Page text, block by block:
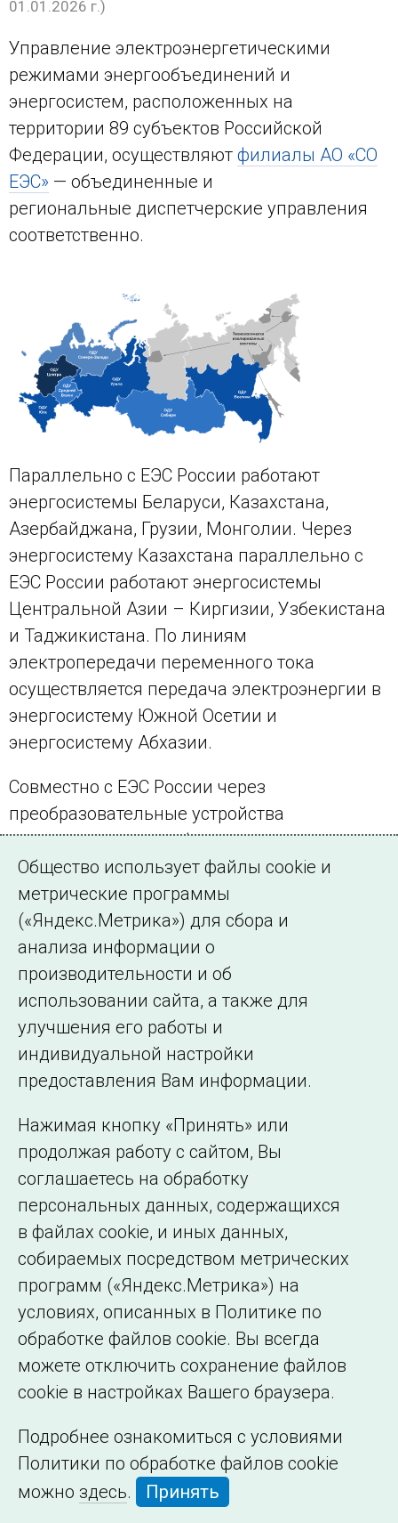
01.01.2026 г.)
Управление электроэнергетическими
режимами энергообъединений и
энергосистем, расположенных на
территории 89 субъектов Российской
Федерации, осуществляют филиалы АО «СО
ЕЭС» — объединенные и
региональные диспетчерские управления
соответственно.
Параллельно с ЕЭС России работают
энергосистемы Беларуси, Казахстана,
Азербайджана, Грузии, Монголии. Через
энергосистему Казахстана параллельно с
ЕЭС России работают энергосистемы
Центральной Азии – Киргизии, Узбекистана
и Таджикистана. По линиям
электропередачи переменного тока
осуществляется передача электроэнергии в
энергосистему Южной Осетии и
энергосистему Абхазии.
Совместно с ЕЭС России через
преобразовательные устройства
постоянного тока работает
энергосистема Китая.
ЕЭС России обеспечивает общее вторичное
регулирование частоты в
энергообъединении стран – участниц
синхронной зоны.
©2005–2026 АО «СО ЕЭС»
Филиалы и
представительства
Сведения об
образовательной
организации
Общество использует файлы cookie и
метрические программы
(«Яндекс.Метрика») для сбора и
анализа информации о
производительности и об
использовании сайта, а также для
улучшения его работы и
индивидуальной настройки
предоставления Вам информации.
Нажимая кнопку «Принять» или
продолжая работу с сайтом, Вы
соглашаетесь на обработку
персональных данных, содержащихся
в файлах cookie, и иных данных,
собираемых посредством метрических
программ («Яндекс.Метрика») на
условиях, описанных в Политике по
обработке файлов cookie. Вы всегда
можете отключить сохранение файлов
cookie в настройках Вашего браузера.
Подробнее ознакомиться с условиями
Политики по обработке файлов cookie
можно здесь. Принять